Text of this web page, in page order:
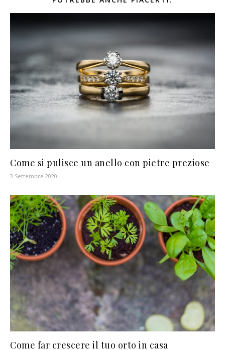
Come si pulisce un anello con pietre preziose
3 Settembre 2020
Come far crescere il tuo orto in casa